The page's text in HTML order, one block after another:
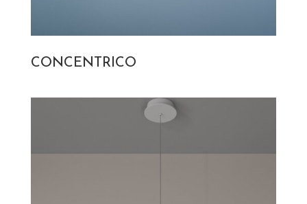
CONCENTRICO